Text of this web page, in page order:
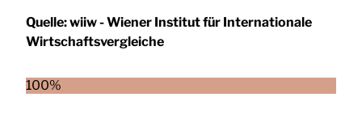
Quelle:wiiw - Wiener Institut für Internationale
Wirtschaftsvergleiche
100%